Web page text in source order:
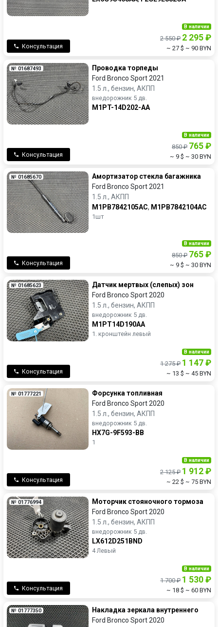
Консультация
В наличии
2 550 ₽ 2 295 ₽
~ 27 $ ~ 90 BYN
№ 01687493
Проводка торпеды
Ford Bronco Sport 2021
1.5 л., бензин, АКПП
внедорожник 5 дв.
M1PT-14D202-AA
Консультация
В наличии
850 ₽ 765 ₽
~ 9 $ ~ 30 BYN
№ 01685670
Амортизатор стекла багажника
Ford Bronco Sport 2021
1.5 л., АКПП
M1PB7842105AC, M1PB7842104AC
1шт
Консультация
В наличии
850 ₽ 765 ₽
~ 9 $ ~ 30 BYN
№ 01685623
Датчик мертвых (слепых) зон
Ford Bronco Sport 2020
1.5 л., бензин, АКПП
внедорожник 5 дв.
M1PT14D190AA
1. кронштейн левый
Консультация
В наличии
1 275 ₽ 1 147 ₽
~ 13 $ ~ 45 BYN
№ 01777221
Форсунка топливная
Ford Bronco Sport 2020
1.5 л., бензин, АКПП
внедорожник 5 дв.
HX7G-9F593-BB
1
Консультация
В наличии
2 125 ₽ 1 912 ₽
~ 22 $ ~ 75 BYN
№ 01776994
Моторчик стояночного тормоза
Ford Bronco Sport 2020
1.5 л., бензин, АКПП
внедорожник 5 дв.
LX612D251BND
4 Левый
Консультация
В наличии
1 700 ₽ 1 530 ₽
~ 18 $ ~ 60 BYN
№ 01777350
Накладка зеркала внутреннего
Ford Bronco Sport 2020